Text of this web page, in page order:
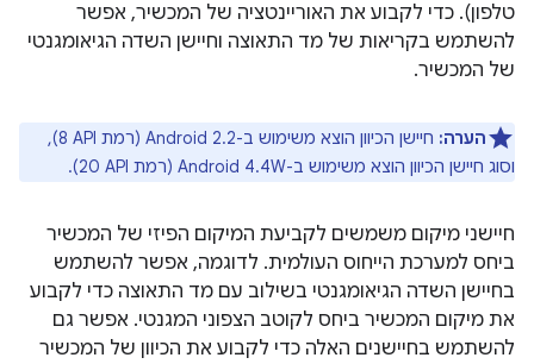
טלפון). כדי לקבוע את האוריינטציה של המכשיר, אפשר
להשתמש בקריאות של מד התאוצה וחיישן השדה הגיאומגנטי
של המכשיר.
הערה:
חיישן הכיוון הוצא משימוש ב-Android 2.2 (רמת API‏ 8),
וסוג חיישן הכיוון הוצא משימוש ב-Android 4.4W (רמת API‏ 20).
חיישני מיקום משמשים לקביעת המיקום הפיזי של המכשיר
ביחס למערכת הייחוס העולמית. לדוגמה, אפשר להשתמש
בחיישן השדה הגיאומגנטי בשילוב עם מד התאוצה כדי לקבוע
את מיקום המכשיר ביחס לקוטב הצפוני המגנטי. אפשר גם
להשתמש בחיישנים האלה כדי לקבוע את הכיוון של המכשיר